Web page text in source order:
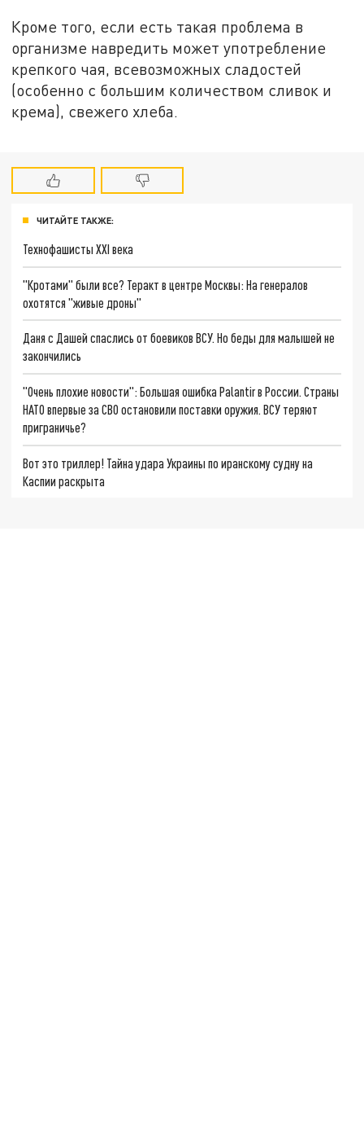
Кроме того, если есть такая проблема в
организме навредить может употребление
крепкого чая, всевозможных сладостей
(особенно с большим количеством сливок и
крема), свежего хлеба.
ЧИТАЙТЕ ТАКЖЕ:
Технофашисты XXI века
"Кротами" были все? Теракт в центре Москвы: На генералов
охотятся "живые дроны"
Даня с Дашей спаслись от боевиков ВСУ. Но беды для малышей не
закончились
"Очень плохие новости": Большая ошибка Palantir в России. Страны
НАТО впервые за СВО остановили поставки оружия. ВСУ теряют
приграничье?
Вот это триллер! Тайна удара Украины по иранскому судну на
Каспии раскрыта